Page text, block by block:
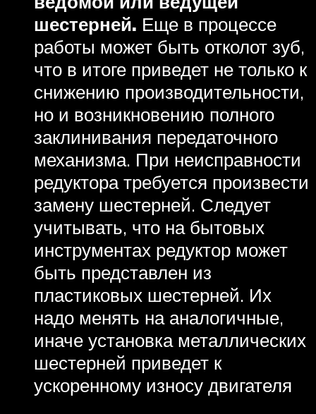
шестерней. Еще в процессе
работы может быть отколот зуб,
что в итоге приведет не только к
снижению производительности,
но и возникновению полного
заклинивания передаточного
механизма. При неисправности
редуктора требуется произвести
замену шестерней. Следует
учитывать, что на бытовых
инструментах редуктор может
быть представлен из
пластиковых шестерней. Их
надо менять на аналогичные,
иначе установка металлических
шестерней приведет к
ускоренному износу двигателя